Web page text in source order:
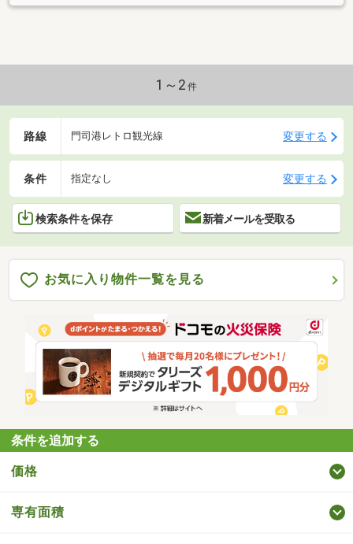
1～2 件
路線 門司港レトロ観光線 変更する
条件 指定なし 変更する
検索条件を保存 新着メールを受取る
お気に入り物件一覧を見る
条件を追加する
価格
専有面積